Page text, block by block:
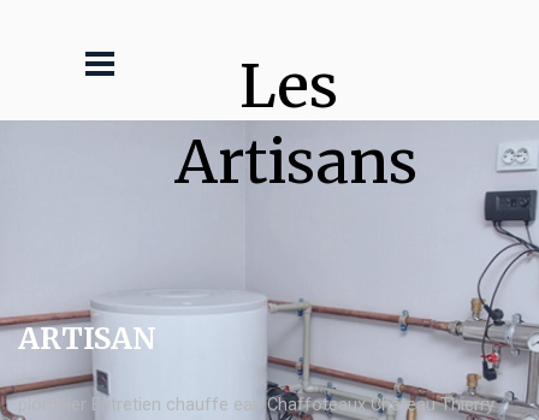
Les
Artisans
ARTISAN
plombier Entretien chauffe eau Chaffoteaux Château Thierry